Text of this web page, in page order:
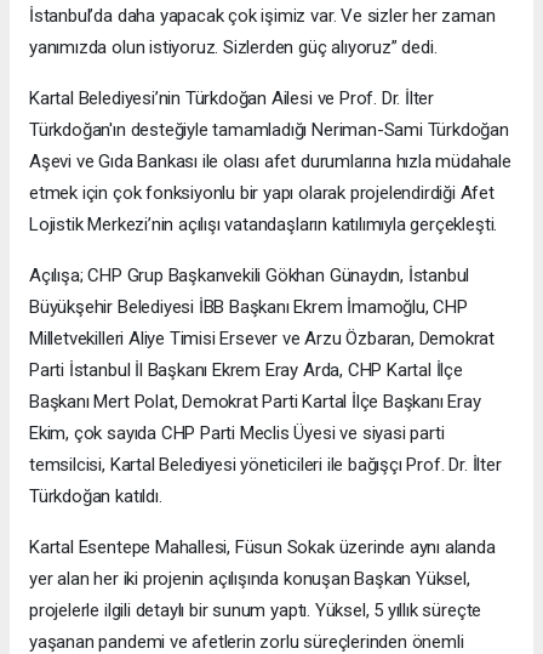
İstanbul’da daha yapacak çok işimiz var. Ve sizler her zaman
yanımızda olun istiyoruz. Sizlerden güç alıyoruz” dedi.
Kartal Belediyesi’nin Türkdoğan Ailesi ve Prof. Dr. İlter
Türkdoğan'ın desteğiyle tamamladığı Neriman-Sami Türkdoğan
Aşevi ve Gıda Bankası ile olası afet durumlarına hızla müdahale
etmek için çok fonksiyonlu bir yapı olarak projelendirdiği Afet
Lojistik Merkezi’nin açılışı vatandaşların katılımıyla gerçekleşti.
Açılışa; CHP Grup Başkanvekili Gökhan Günaydın, İstanbul
Büyükşehir Belediyesi İBB Başkanı Ekrem İmamoğlu, CHP
Milletvekilleri Aliye Timisi Ersever ve Arzu Özbaran, Demokrat
Parti İstanbul İl Başkanı Ekrem Eray Arda, CHP Kartal İlçe
Başkanı Mert Polat, Demokrat Parti Kartal İlçe Başkanı Eray
Ekim, çok sayıda CHP Parti Meclis Üyesi ve siyasi parti
temsilcisi, Kartal Belediyesi yöneticileri ile bağışçı Prof. Dr. İlter
Türkdoğan katıldı.
Kartal Esentepe Mahallesi, Füsun Sokak üzerinde aynı alanda
yer alan her iki projenin açılışında konuşan Başkan Yüksel,
projelerle ilgili detaylı bir sunum yaptı. Yüksel, 5 yıllık süreçte
yaşanan pandemi ve afetlerin zorlu süreçlerinden önemli